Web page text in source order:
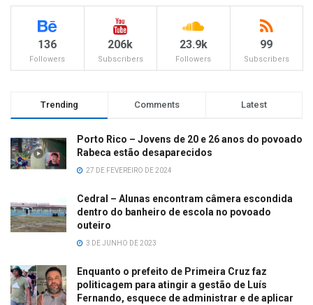
136
Followers
206k
Subscribers
23.9k
Followers
99
Subscribers
Trending Comments Latest
Porto Rico – Jovens de 20 e 26 anos do povoado
Rabeca estão desaparecidos
27 DE FEVEREIRO DE 2024
Cedral – Alunas encontram câmera escondida
dentro do banheiro de escola no povoado
outeiro
3 DE JUNHO DE 2023
Enquanto o prefeito de Primeira Cruz faz
politicagem para atingir a gestão de Luís
Fernando, esquece de administrar e de aplicar